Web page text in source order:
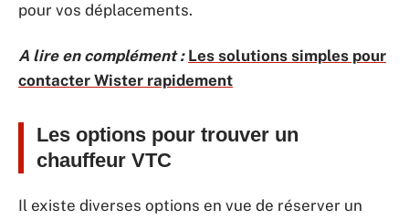
pour vos déplacements.
A lire en complément : Les solutions simples pour
contacter Wister rapidement
Les options pour trouver un
chauffeur VTC
Il existe diverses options en vue de réserver un